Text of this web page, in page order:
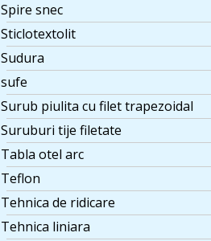
Spire snec
Sticlotextolit
Sudura
sufe
Surub piulita cu filet trapezoidal
Suruburi tije filetate
Tabla otel arc
Teflon
Tehnica de ridicare
Tehnica liniara